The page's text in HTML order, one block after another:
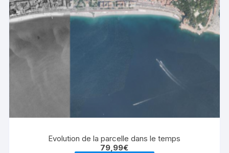
Evolution de la parcelle dans le temps
79,99€